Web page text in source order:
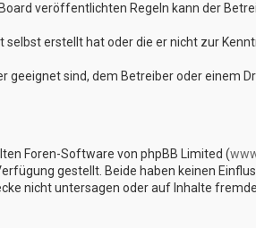
veröffentlichten Regeln kann der
erstellt hat oder die er nicht zur
geeignet sind, dem Betreiber oder einem
Foren-Software von phpBB Limited (
gestellt. Beide haben keinen
nicht untersagen oder auf Inhalte